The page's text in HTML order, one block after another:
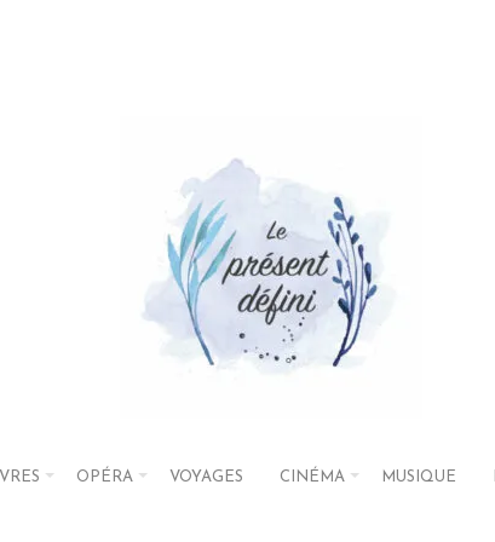
OPÉRA VOYAGES CINÉMA MUSIQUE